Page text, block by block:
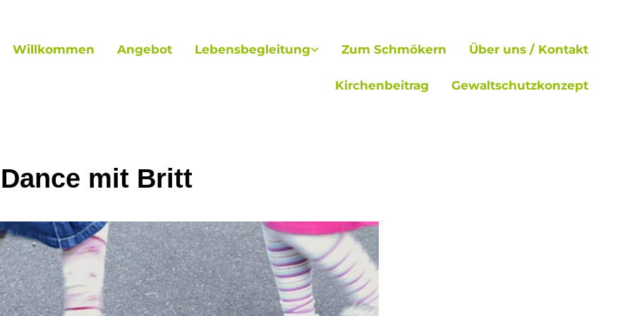
Willkommen Angebot Lebensbegleitung Zum Schmökern Über uns / Kontakt
Kirchenbeitrag Gewaltschutzkonzept
mit Britt